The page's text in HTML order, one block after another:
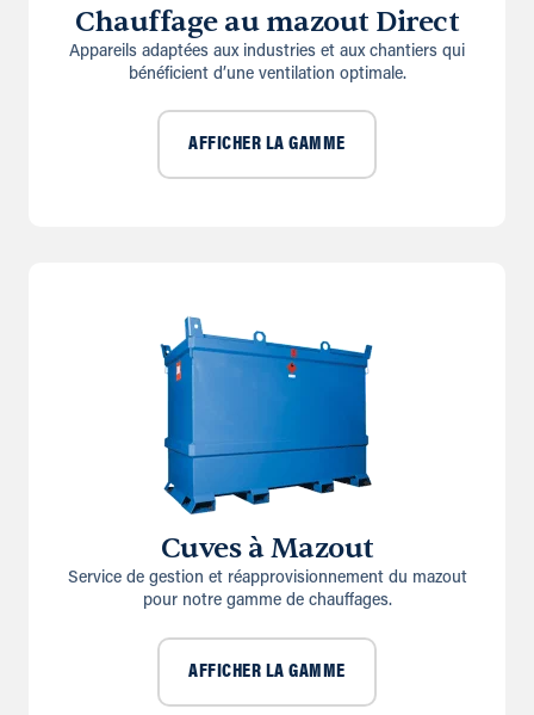
Chauffage au mazout Direct
Appareils adaptées aux industries et aux chantiers qui
bénéficient d’une ventilation optimale.
AFFICHER LA GAMME
Cuves à Mazout
Service de gestion et réapprovisionnement du mazout
pour notre gamme de chauffages.
AFFICHER LA GAMME